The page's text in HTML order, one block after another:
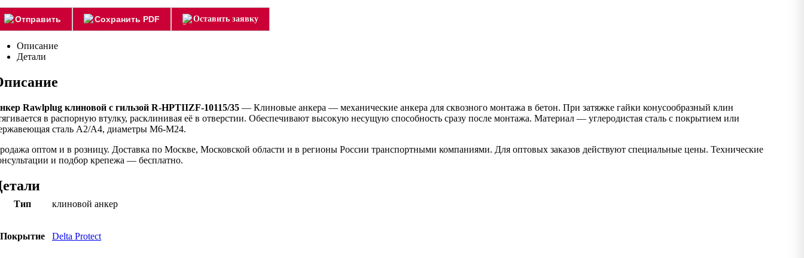
Отправить Сохранить PDF Оставить заявку
Описание
Детали
Rawlplug клиновой с гильзой R-HPTIIZF-10115/35 — Клиновые анкера — механические анкера для сквозного монтажа в бетон. При затяжке гайки конусообразный клин
в распорную втулку, расклинивая её в отверстии. Обеспечивают высокую несущую способность сразу после монтажа. Материал — углеродистая сталь с покрытием или
сталь A2/A4, диаметры M6-M24.
оптом и в розницу. Доставка по Москве, Московской области и в регионы России транспортными компаниями. Для оптовых заказов действуют специальные цены. Технические
и подбор крепежа — бесплатно.
Тип клиновой анкер
Покрытие Delta Protect